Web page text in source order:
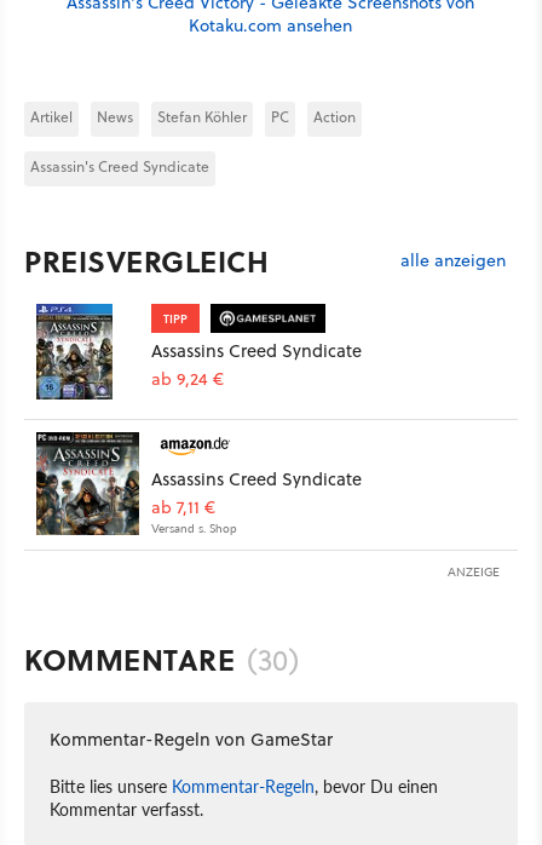
Kotaku.com ansehen
Artikel News Stefan Köhler PC Action
Assassin's Creed Syndicate
PREISVERGLEICH alle anzeigen
TIPP
Assassins Creed Syndicate
ab 9,24 €
Assassins Creed Syndicate
ab 7,11 €
Versand s. Shop
ANZEIGE
KOMMENTARE (30)
Kommentar-Regeln von GameStar
Bitte lies unsere Kommentar-Regeln, bevor Du einen
Kommentar verfasst.